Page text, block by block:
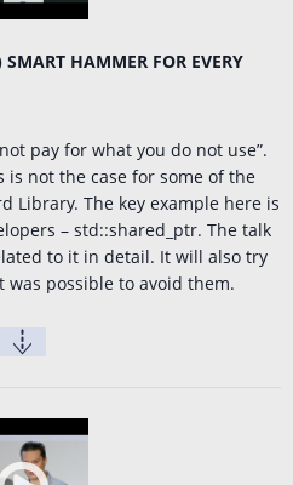
HAMMER FOR EVERY
pay for what you do not use”.
not the case for some of the
Library. The key example here is
– std::shared_ptr. The talk
to it in detail. It will also try
possible to avoid them.